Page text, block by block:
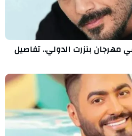
مهرجان بنزرت الدولي.. تفاصيل